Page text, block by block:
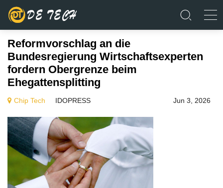
Reformvorschlag an die
Bundesregierung Wirtschaftsexperten
fordern Obergrenze beim
Ehegattensplitting
Chip Tech IDOPRESS Jun 3, 2026